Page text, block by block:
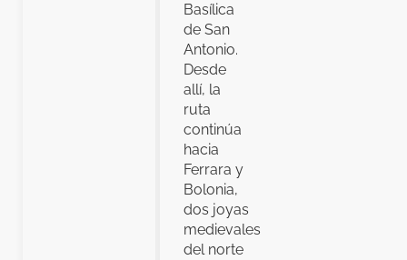
Basílica
de San
Antonio.
Desde
allí, la
ruta
continúa
hacia
Ferrara y
Bolonia,
dos joyas
medievales
del norte